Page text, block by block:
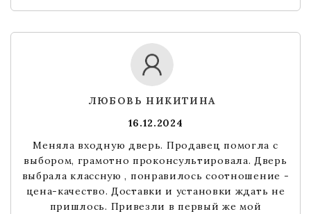
ЛЮБОВЬ НИКИТИНА
16.12.2024
Меняла входную дверь. Продавец помогла с
выбором, грамотно проконсультировала. Дверь
выбрала классную , понравилось соотношение -
цена-качество. Доставки и установки ждать не
пришлось. Привезли в первый же мой